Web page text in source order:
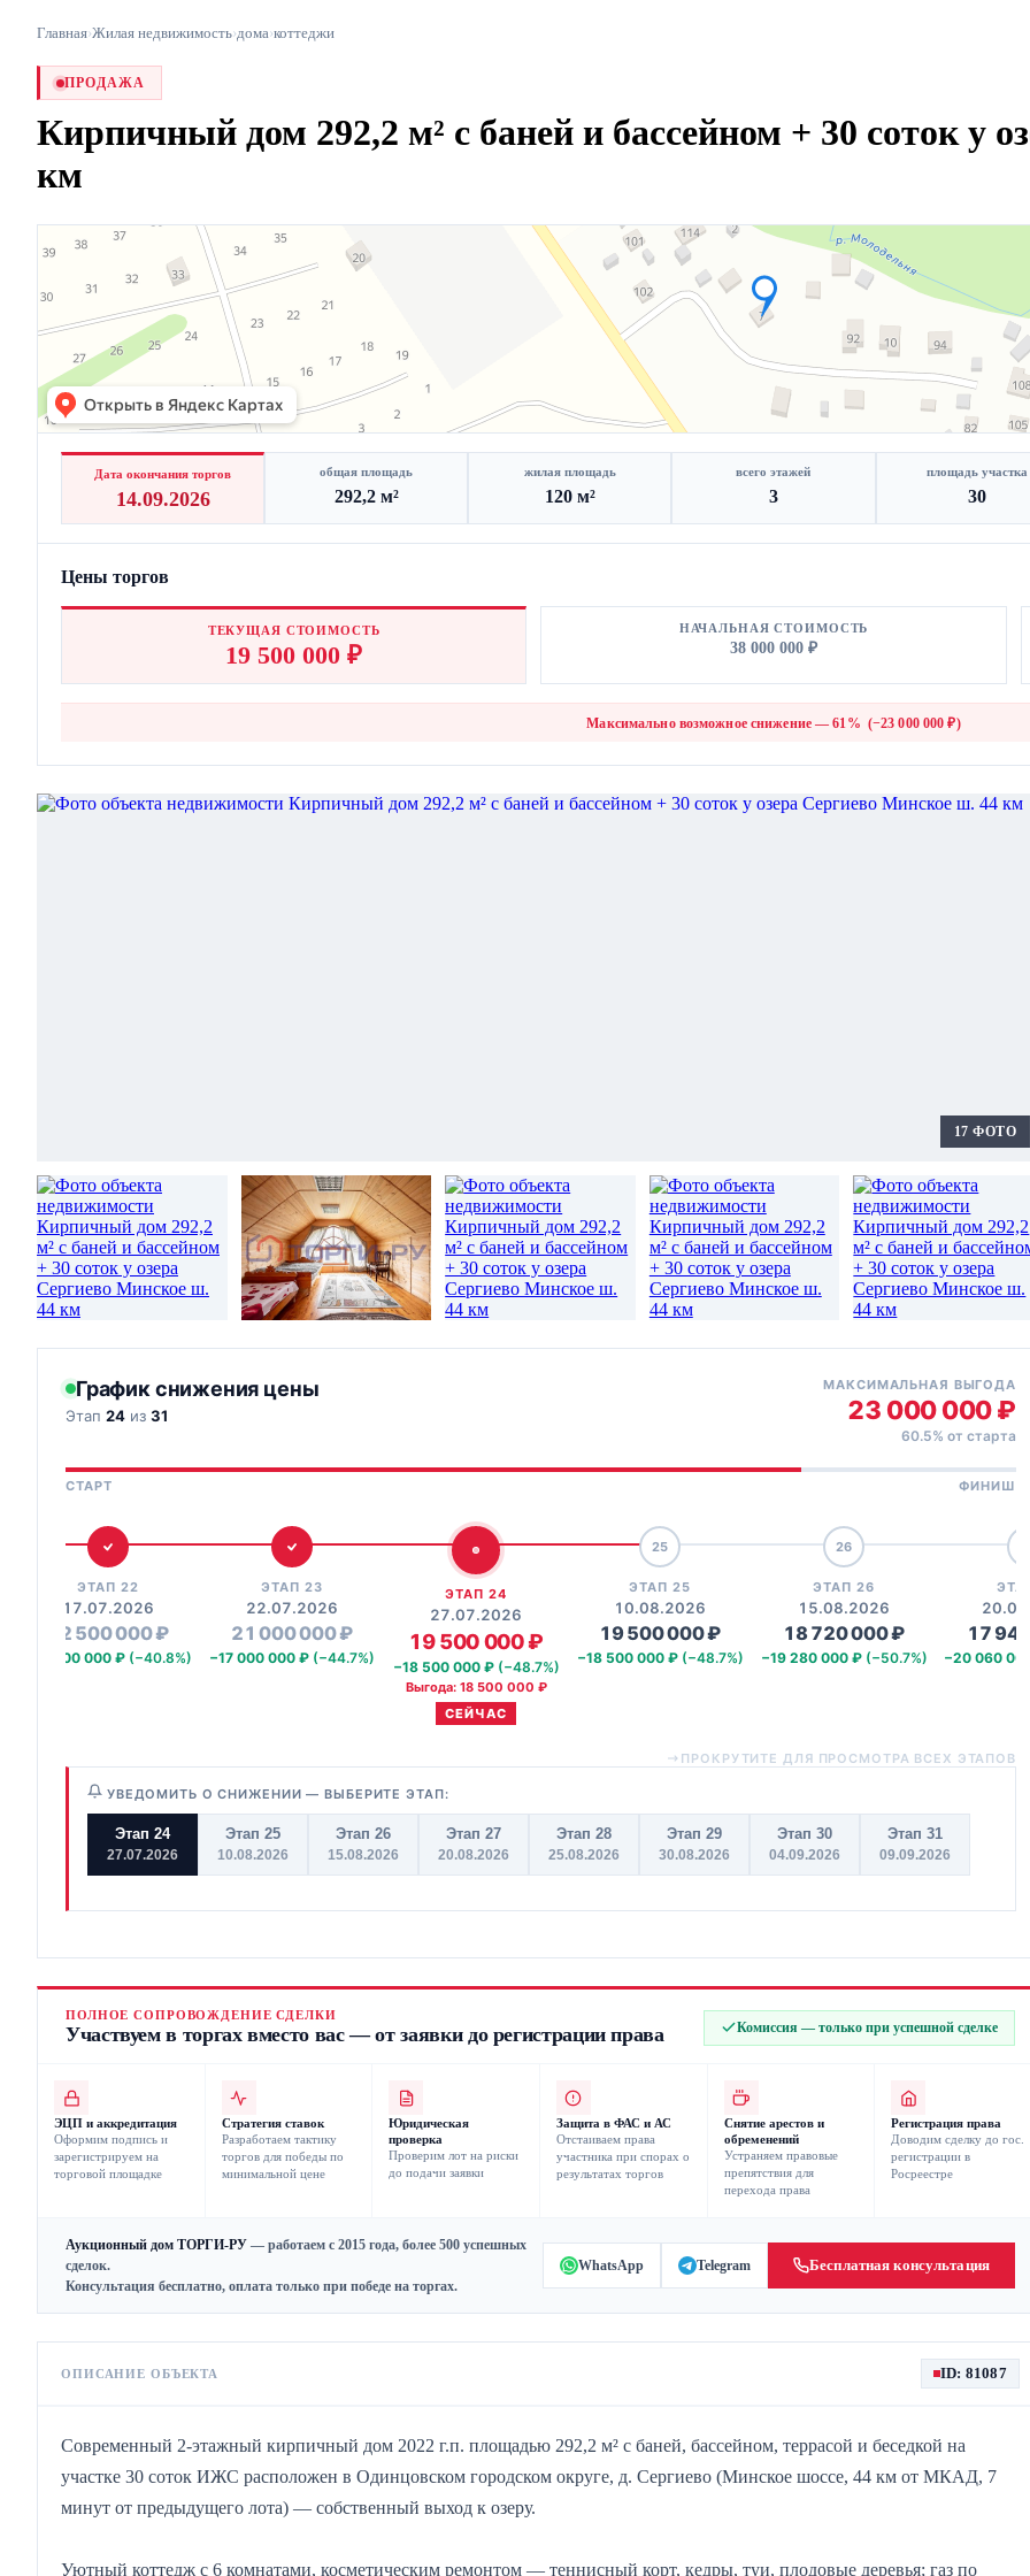
Главная›Жилая недвижимость›дома›коттеджи
ПРОДАЖА
Кирпичный дом 292,2 м² с баней и бассейном + 30 соток у
км
Дата окончания торгов
14.09.2026
общая площадь
292,2 м²
жилая площадь
120 м²
всего этажей
3
площадь участка
30
Цены торгов
ТЕКУЩАЯ СТОИМОСТЬ
19 500 000 ₽
НАЧАЛЬНАЯ СТОИМОСТЬ
38 000 000 ₽
Максимально возможное снижение — 61% (−23 000 000 ₽)
17 ФОТО
График снижения цены
Этап 24 из 31
МАКСИМАЛЬНАЯ ВЫГОДА
23 000 000 ₽
60.5% от старта
СТАРТ ФИНИШ
ЭТАП 22
17.07.2026
22 500 000 ₽
−15 500 000 ₽ (−40.8%)
ЭТАП 23
22.07.2026
21 000 000 ₽
−17 000 000 ₽ (−44.7%)
ЭТАП 24
27.07.2026
19 500 000 ₽
−18 500 000 ₽ (−48.7%)
Выгода: 18 500 000 ₽
СЕЙЧАС
25
ЭТАП 25
10.08.2026
19 500 000 ₽
−18 500 000 ₽ (−48.7%)
26
ЭТАП 26
15.08.2026
18 720 000 ₽
−19 280 000 ₽ (−50.7%)
17
−20 060
ПРОКРУТИТЕ ДЛЯ ПРОСМОТРА ВСЕХ ЭТАПОВ
УВЕДОМИТЬ О СНИЖЕНИИ — ВЫБЕРИТЕ ЭТАП:
Этап 24
27.07.2026
Этап 25
10.08.2026
Этап 26
15.08.2026
Этап 27
20.08.2026
Этап 28
25.08.2026
Этап 29
30.08.2026
Этап 30
04.09.2026
Этап 31
09.09.2026
ПОЛНОЕ СОПРОВОЖДЕНИЕ СДЕЛКИ
Участвуем в торгах вместо вас — от заявки до регистрации права Комиссия — только при успешной сделке
ЭЦП и аккредитация
Оформим подпись и
зарегистрируем на
торговой площадке
Стратегия ставок
Разработаем тактику
торгов для победы по
минимальной цене
Юридическая
проверка
Проверим лот на риски
до подачи заявки
Защита в ФАС и АС
Отстаиваем права
участника при спорах о
результатах торгов
Снятие арестов и
обременений
Устраняем правовые
препятствия для
перехода права
Регистрация права
Доводим сделку до гос.
регистрации в
Росреестре
Аукционный дом ТОРГИ-РУ — работаем с 2015 года, более 500 успешных
сделок.
Консультация бесплатно, оплата только при победе на торгах.
WhatsApp Telegram Бесплатная консультация
ОПИСАНИЕ ОБЪЕКТА ID: 81087
Современный 2-этажный кирпичный дом 2022 г.п. площадью 292,2 м² с баней, бассейном, террасой и беседкой на
участке 30 соток ИЖС расположен в Одинцовском городском округе, д. Сергиево (Минское шоссе, 44 км от МКАД, 7
минут от предыдущего лота) — собственный выход к озеру.
Уютный коттедж с 6 комнатами, косметическим ремонтом — теннисный корт, кедры, туи, плодовые деревья; газ по